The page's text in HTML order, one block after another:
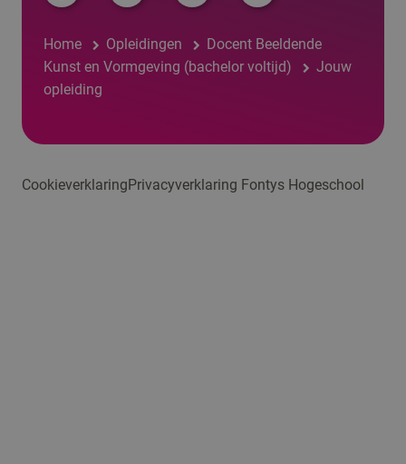
Home Opleidingen
Docent Beeldende
Kunst en Vormgeving (bachelor voltijd)
Jouw
opleiding
CookieverklaringPrivacyverklaring Fontys Hogeschool